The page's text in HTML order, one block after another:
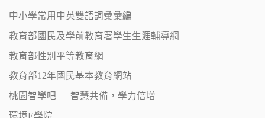
中小學常用中英雙語詞彙彙編
教育部國民及學前教育署學生生涯輔導網
教育部性別平等教育網
教育部12年國民基本教育網站
桃園智學吧 — 智慧共備，學力倍增
環境E學院